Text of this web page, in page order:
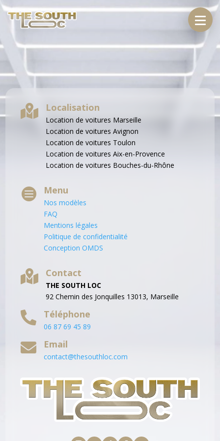
 Localisation
Location de voitures Marseille
Location de voitures Avignon
Location de voitures Toulon
Location de voitures Aix-en-Provence
Location de voitures Bouches-du-Rhône
 Menu
Nos modèles
FAQ
Mentions légales
Politique de confidentialité
Conception OMDS
 Contact
THE SOUTH LOC
92 Chemin des Jonquilles 13013, Marseille
 Téléphone
06 87 69 45 89
 Email
contact@thesouthloc.com